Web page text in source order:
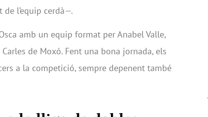
l’equip cerdà—.
amb un equip format per Anabel Valle,
de Moxó. Fent una bona jornada, els
a la competició, sempre depenent també